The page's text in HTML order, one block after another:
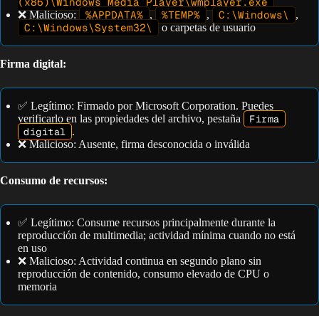
❌ Malicioso: %APPDATA% , %TEMP% , C:\Windows\ ,
C:\Windows\System32\ o carpetas de usuario
Firma digital:
✅ Legítimo: Firmado por Microsoft Corporation. Puedes
verificarlo en las propiedades del archivo, pestaña
Firma
digital .
❌ Malicioso: Ausente, firma desconocida o inválida
Consumo de recursos:
✅ Legítimo: Consume recursos principalmente durante la
reproducción de multimedia; actividad mínima cuando no está
en uso
❌ Malicioso: Actividad continua en segundo plano sin
reproducción de contenido, consumo elevado de CPU o
memoria